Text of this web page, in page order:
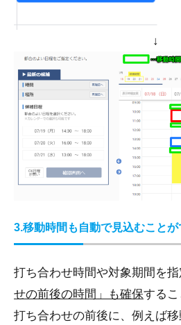
↓
3.移動時間も自動で見込むことが
打ち合わせ時間や対象期間を指
せの前後の時間」も確保するこ
打ち合わせの前後に、例えば